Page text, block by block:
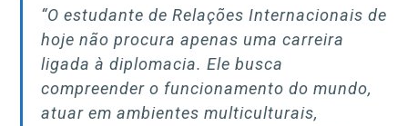
“O estudante de Relações Internacionais de
hoje não procura apenas uma carreira
ligada à diplomacia. Ele busca
compreender o funcionamento do mundo,
atuar em ambientes multiculturais,